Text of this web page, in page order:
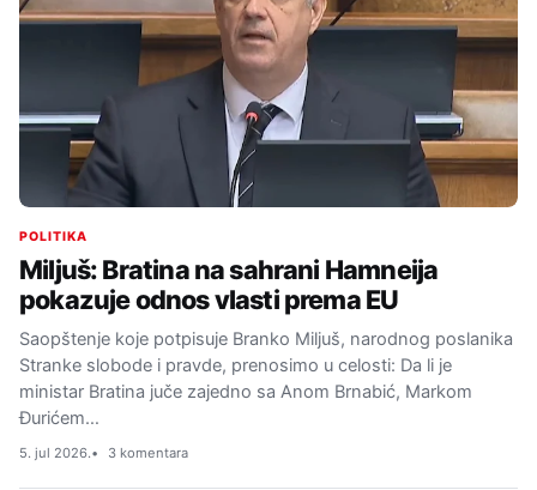
POLITIKA
Miljuš: Bratina na sahrani Hamneija
pokazuje odnos vlasti prema EU
Saopštenje koje potpisuje Branko Miljuš, narodnog poslanika
Stranke slobode i pravde, prenosimo u celosti: Da li je
ministar Bratina juče zajedno sa Anom Brnabić, Markom
Đurićem…
5. jul 2026. 3 komentara